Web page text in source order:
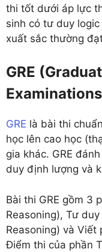
thi tốt dưới áp lực
sinh có tư duy
xuất sắc thường
GRE
GRE là bài thi
học lên cao học
gia khác. GRE
duy định lượng và
Bài thi GRE gồm 3
Reasoning), Tư
Reasoning) và Viết
Điểm thi của phần